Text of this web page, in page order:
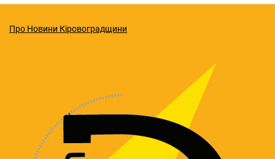
Про Новини Кіровоградщини